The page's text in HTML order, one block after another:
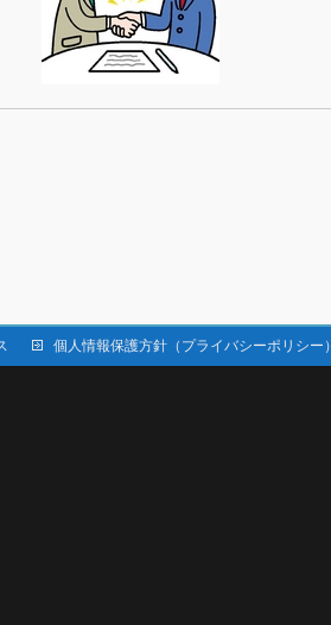
個人情報保護方針（プライバシーポリシー）